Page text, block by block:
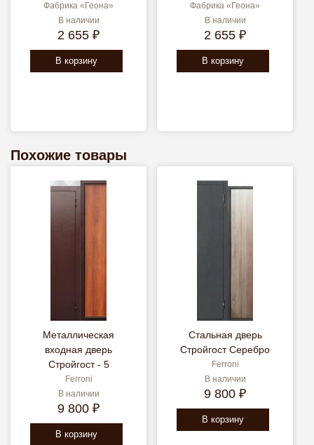
Фабрика «Геона»
В наличии
2 655 ₽
В корзину
Фабрика «Геона»
В наличии
2 655 ₽
В корзину
Похожие товары
Металлическая
входная дверь
Стройгост - 5
Ferroni
В наличии
9 800 ₽
В корзину
Стальная дверь
Стройгост Серебро
Ferroni
В наличии
9 800 ₽
В корзину